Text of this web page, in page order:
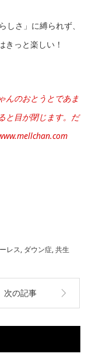
さ」に縛られず、
きっと楽しい！
んのおとうとであま
と目が閉じます。だ
レス, ダウン症,共生
次の記事